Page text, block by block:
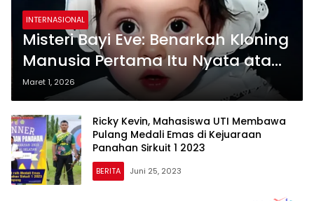
INTERNASIONAL
Misteri Bayi Eve: Benarkah Kloning
Manusia Pertama Itu Nyata atau
Sekadar Hoaks?
Maret 1, 2026
Ricky Kevin, Mahasiswa UTI Membawa
Pulang Medali Emas di Kejuaraan
Panahan Sirkuit 1 2023
BERITA Juni 25, 2023